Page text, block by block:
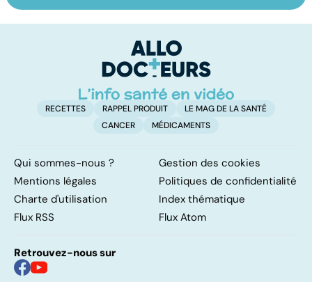
crises de
cerveau fait une
RECETTES RAPPEL PRODUIT
LE MAG DE LA SANTÉ
CANCER
MÉDICAMENTS
Qui sommes-nous ?
Gestion des cookies
Mentions légales
Politiques de confidentialité
Charte d'utilisation
Index thématique
Flux RSS
Flux Atom
Retrouvez-nous sur